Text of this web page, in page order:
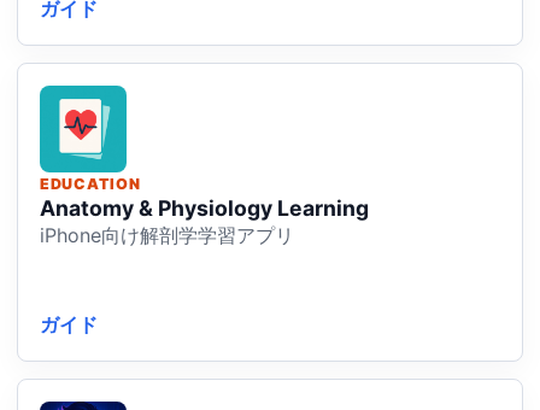
ガイド
EDUCATION
Anatomy & Physiology Learning
iPhone向け解剖学学習アプリ
ガイド